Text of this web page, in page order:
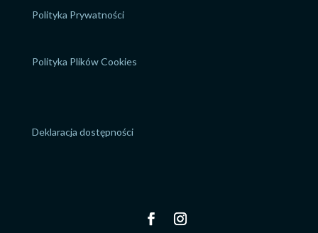
Polityka Prywatności
Polityka Plików Cookies
Deklaracja dostępności